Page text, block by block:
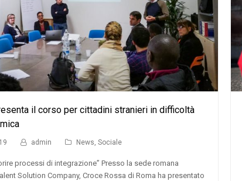
il corso per cittadini stranieri in difficoltà
admin News, Sociale
processi di integrazione” Presso la sede romana
Solution Company, Croce Rossa di Roma ha presentato